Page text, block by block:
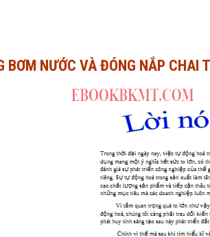
BƠM NƯỚC VÀ ĐÓNG NẮP CHAI